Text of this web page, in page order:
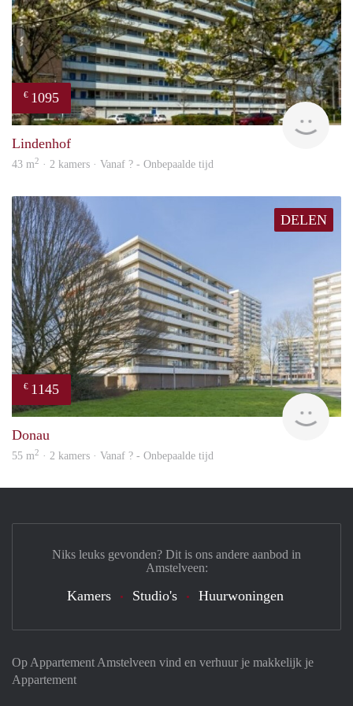
€ 1095
Lindenhof
43 m2 · 2 kamers · Vanaf ? - Onbepaalde tijd
DELEN
€ 1145
Donau
55 m2 · 2 kamers · Vanaf ? - Onbepaalde tijd
Op Appartement Amstelveen vind en verhuur je makkelijk je
Appartement
Niks leuks gevonden? Dit is ons andere aanbod in
Amstelveen:
Kamers Studio's Huurwoningen